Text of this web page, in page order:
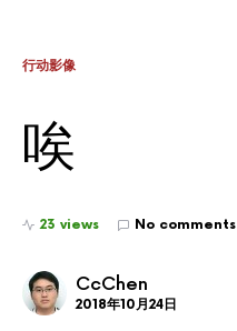
行动影像
唉
23 views No comments
CcChen
2018年10月24日